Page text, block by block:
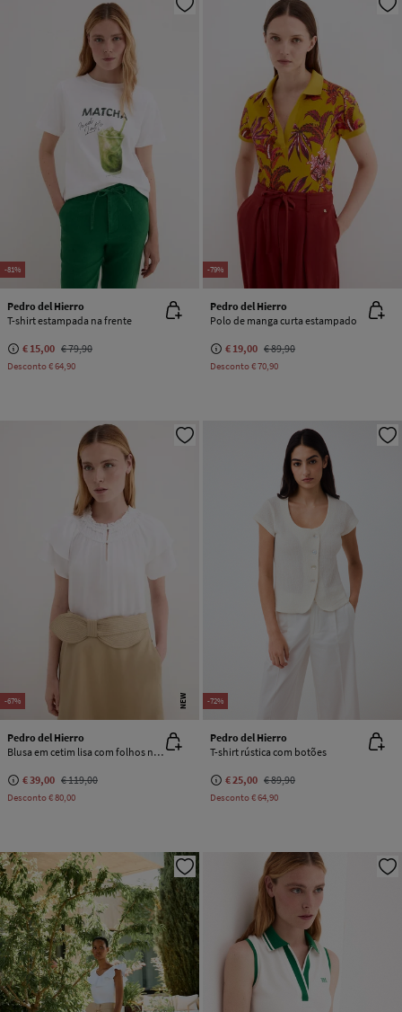
-81%
Pedro del Hierro
T-shirt estampada na frente
€ 15,00 € 79,90
Desconto€ 64,90
-79%
Pedro del Hierro
Polo de manga curta estampado
€ 19,00 € 89,90
Desconto€ 70,90
-67% NEW
Pedro del Hierro
Blusa em cetim lisa com folhos nas mangas
€ 39,00 € 119,00
Desconto€ 80,00
-72%
Pedro del Hierro
T-shirt rústica com botões
€ 25,00 € 89,90
Desconto€ 64,90